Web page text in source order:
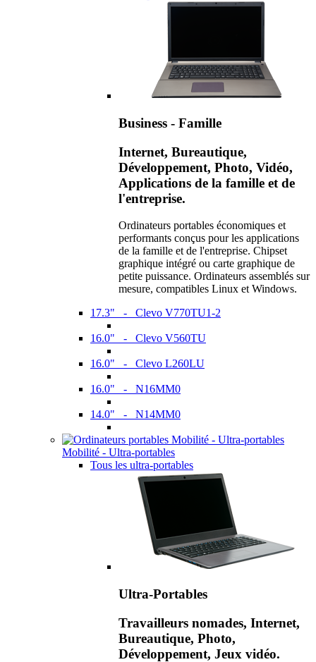
Business - Famille
Internet, Bureautique,
Développement, Photo, Vidéo,
Applications de la famille et de
l'entreprise.
Ordinateurs portables économiques et
performants conçus pour les applications
de la famille et de l'entreprise. Chipset
graphique intégré ou carte graphique de
petite puissance. Ordinateurs assemblés sur
mesure, compatibles Linux et Windows.
17.3" - Clevo V770TU1-2
16.0" - Clevo V560TU
16.0" - Clevo L260LU
16.0" - N16MM0
14.0" - N14MM0
Mobilité - Ultra-portables
Tous les ultra-portables
Ultra-Portables
Travailleurs nomades, Internet,
Bureautique, Photo,
Développement, Jeux vidéo.